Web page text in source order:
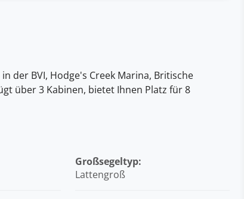
der BVI, Hodge's Creek Marina, Britische
über 3 Kabinen, bietet Ihnen Platz für 8
Großsegeltyp:
Lattengroß